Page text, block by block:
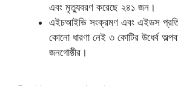
এবং মৃত্যুবরণ করেছে ২৪১ জন।
এইচআইভি সংক্রমণ এবং এইডস
কোনো ধারণা নেই ৩ কোটির উধের্ব
জনগোষ্ঠীর।